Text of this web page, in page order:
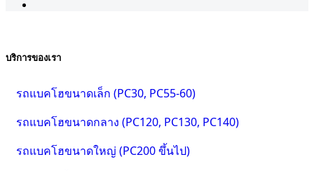
บริการของเรา
รถแบคโฮขนาดเล็ก (PC30, PC55-60)
รถแบคโฮขนาดกลาง (PC120, PC130, PC140)
รถแบคโฮขนาดใหญ่ (PC200 ขึ้นไป)